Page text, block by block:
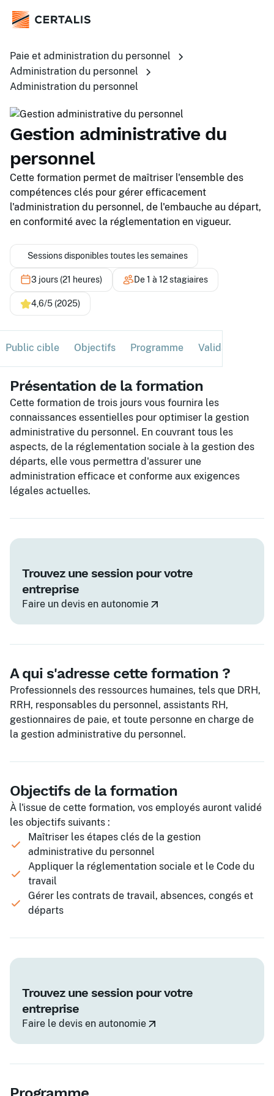
Paie et administration du personnel
Administration du personnel
Administration du personnel
Gestion administrative du
personnel
Cette formation permet de maîtriser l'ensemble des
compétences clés pour gérer efficacement
l'administration du personnel, de l'embauche au départ,
en conformité avec la réglementation en vigueur.
Sessions disponibles toutes les semaines
3 jours (21 heures) De 1 à 12 stagiaires
4,6/5 (2025)
Public cible Objectifs Programme Validation
Présentation de la formation
Cette formation de trois jours vous fournira les
connaissances essentielles pour optimiser la gestion
administrative du personnel. En couvrant tous les
aspects, de la réglementation sociale à la gestion des
départs, elle vous permettra d'assurer une
administration efficace et conforme aux exigences
légales actuelles.
Trouvez une session pour votre
entreprise
Faire un devis en autonomie
A qui s'adresse cette formation ?
Professionnels des ressources humaines, tels que DRH,
RRH, responsables du personnel, assistants RH,
gestionnaires de paie, et toute personne en charge de
la gestion administrative du personnel.
Objectifs de la formation
À l'issue de cette formation, vos employés auront validé
les objectifs suivants :
Maîtriser les étapes clés de la gestion
administrative du personnel
Appliquer la réglementation sociale et le Code du
travail
Gérer les contrats de travail, absences, congés et
départs
Trouvez une session pour votre
entreprise
Faire le devis en autonomie